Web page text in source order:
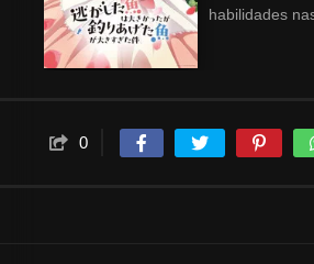
habilidades
família
0